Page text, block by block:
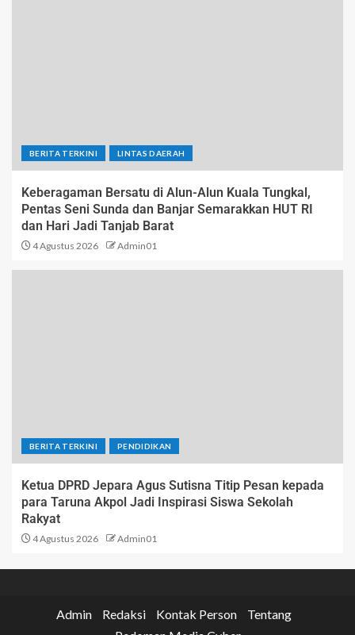
BERITA TERKINI LINTAS DAERAH
Keberagaman Bersatu di Alun-Alun Kuala Tungkal,
Pentas Seni Sunda dan Banjar Semarakkan HUT RI
dan Hari Jadi Tanjab Barat
4 Agustus 2026 Admin01
BERITA TERKINI PENDIDIKAN
Ketua DPRD Jepara Agus Sutisna Titip Pesan kepada
para Taruna Akpol Jadi Inspirasi Siswa Sekolah
Rakyat
4 Agustus 2026 Admin01
Admin Redaksi Kontak Person
Tentang